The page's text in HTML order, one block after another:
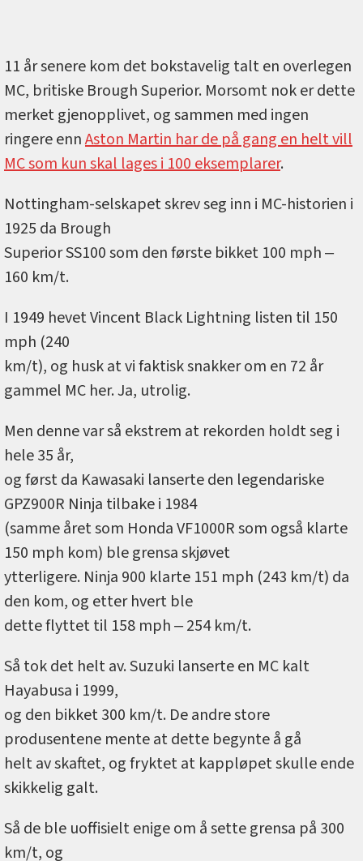
11 år senere kom det bokstavelig talt en overlegen
MC, britiske Brough Superior. Morsomt nok er dette
merket gjenopplivet, og sammen med ingen
ringere ennAston Martin har de på gang en helt vill
MC som kun skal lages i 100 eksemplarer.
Nottingham-selskapet skrev seg inn i MC-historien i
1925 da Brough
Superior SS100 som den første bikket 100 mph ‒
160 km/t.
I 1949 hevet Vincent Black Lightning listen til 150
mph (240
km/t), og husk at vi faktisk snakker om en 72 år
gammel MC her. Ja, utrolig.
Men denne var så ekstrem at rekorden holdt seg i
hele 35 år,
og først da Kawasaki lanserte den legendariske
GPZ900R Ninja tilbake i 1984
(samme året som Honda VF1000R som også klarte
150 mph kom) ble grensa skjøvet
ytterligere. Ninja 900 klarte 151 mph (243 km/t) da
den kom, og etter hvert ble
dette flyttet til 158 mph ‒ 254 km/t.
Så tok det helt av. Suzuki lanserte en MC kalt
Hayabusa i 1999,
og den bikket 300 km/t. De andre store
produsentene mente at dette begynte å gå
helt av skaftet, og fryktet at kappløpet skulle ende
skikkelig galt.
Så de ble uoffisielt enige om å sette grensa på 300
km/t, og